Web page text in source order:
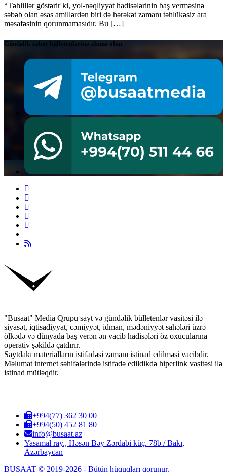
“Təhlillər göstərir ki, yol-nəqliyyat hadisələrinin baş verməsinə
səbəb olan əsas amillərdən biri də hərəkət zamanı təhlükəsiz ara
məsafəsinin qorunmamasıdır. Bu […]
Gündəlik xəbər bülletenlərinə abunə olun
"Busaat" Media Qrupu sayt və gündəlik bülletenlər vasitəsi ilə
siyasət, iqtisadiyyat, cəmiyyət, idman, mədəniyyət sahələri üzrə
ölkədə və dünyada baş verən ən vacib hadisələri öz oxucularına
operativ şəkildə çatdırır.
Saytdakı materialların istifadəsi zamanı istinad edilməsi vacibdir.
Məlumat internet səhifələrində istifadə edildikdə hiperlink vasitəsi ilə
istinad mütləqdir.
+994(77) 362 30 00
+994(50) 452 81 80
info@busaat.az
Yasamal ray., Həsən Bəy Zərdabi küç. 78b / Bakı,
Azərbaycan
BUSAAT © 2019-2026 - Bütün hüquqları qorunur.